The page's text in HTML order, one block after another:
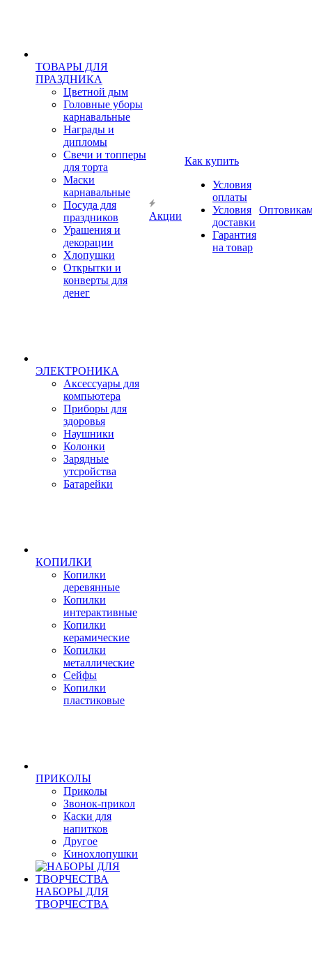
ТОВАРЫ ДЛЯ
ПРАЗДНИКА
Цветной дым
Головные уборы
карнавальные
Награды и
дипломы
Свечи и топперы
для торта
Маски
карнавальные
Посуда для
праздников
Урашения и
декорации
Хлопушки
Открытки и
конверты для
денег
ЭЛЕКТРОНИКА
Аксессуары для
компьютера
Приборы для
здоровья
Наушники
Колонки
Зарядные
утсройства
Батарейки
КОПИЛКИ
Копилки
деревянные
Копилки
интерактивные
Копилки
керамические
Копилки
металлические
Сейфы
Копилки
пластиковые
ПРИКОЛЫ
Приколы
Звонок-прикол
Каски для
напитков
Другое
Кинохлопушки
НАБОРЫ ДЛЯ
ТВОРЧЕСТВА
Акции
Как купить
Условия
оплаты
Условия
доставки
Гарантия
на товар